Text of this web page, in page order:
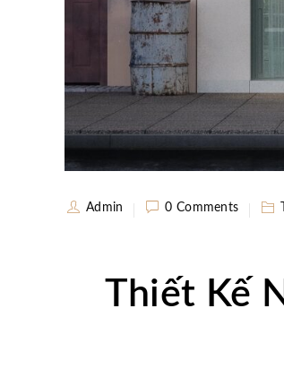
Admin 0 Comments
Thiết Kế